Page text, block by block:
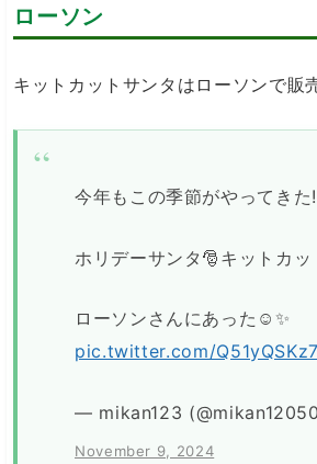
ローソン
キットカットサンタはローソンで販
今年もこの季節がやってきた
ホリデーサンタ🎅キットカッ
ローソンさんにあった☺️✨
pic.twitter.com/
— mikan123
November 9, 2024